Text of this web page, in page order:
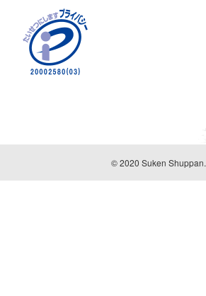
© 2020 Suken Shuppan.